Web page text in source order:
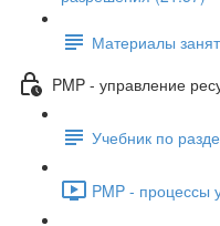
Материалы
PMP - управление
Учебник по
PMP - процессы